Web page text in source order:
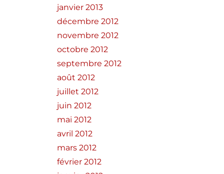
janvier 2013
décembre 2012
novembre 2012
octobre 2012
septembre 2012
août 2012
juillet 2012
juin 2012
mai 2012
avril 2012
mars 2012
février 2012